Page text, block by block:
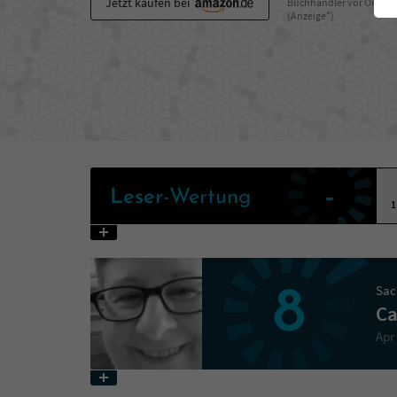
(Anzeige*)
Leser-Wertung -
1
8 Apr